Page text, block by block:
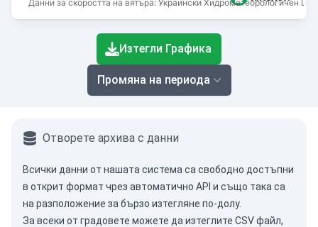
Данни за скоростта на вятъра: Украински Хидрометеорологичен
End of interactive chart.
Изтегли Графика
Промяна на периода
Отворете архива с данни
Всички данни от нашата система са свободно достъпни
в открит формат чрез автоматично API и също така са
на разположение за бързо изтегляне по-долу.
За всеки от градовете можете да изтеглите CSV файл,